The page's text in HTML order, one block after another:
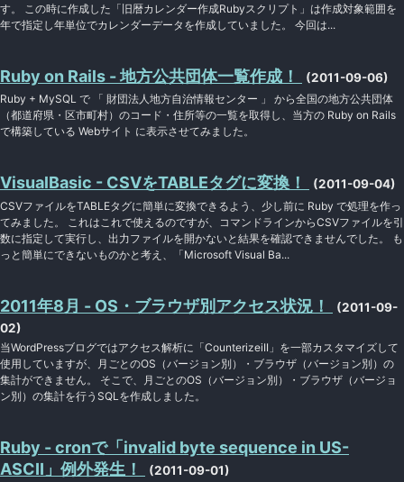
す。 この時に作成した「旧暦カレンダー作成Rubyスクリプト」は作成対象範囲を
年で指定し年単位でカレンダーデータを作成していました。 今回は...
Ruby on Rails - 地方公共団体一覧作成！ (2011-09-06)
Ruby + MySQL で 「 財団法人地方自治情報センター 」 から全国の地方公共団体
（都道府県・区市町村）のコード・住所等の一覧を取得し、当方の Ruby on Rails
で構築している Webサイト に表示させてみました。
VisualBasic - CSVをTABLEタグに変換！ (2011-09-04)
CSVファイルをTABLEタグに簡単に変換できるよう、少し前に Ruby で処理を作っ
てみました。 これはこれで使えるのですが、コマンドラインからCSVファイルを引
数に指定して実行し、出力ファイルを開かないと結果を確認できませんでした。 も
っと簡単にできないものかと考え、「Microsoft Visual Ba...
2011年8月 - OS・ブラウザ別アクセス状況！
(2011-09-
02)
当WordPressブログではアクセス解析に「CounterizeiII」を一部カスタマイズして
使用していますが、月ごとのOS（バージョン別）・ブラウザ（バージョン別）の
集計ができません。 そこで、月ごとのOS（バージョン別）・ブラウザ（バージョ
ン別）の集計を行うSQLを作成しました。
Ruby - cronで「invalid byte sequence in US-
ASCII」例外発生！
(2011-09-01)